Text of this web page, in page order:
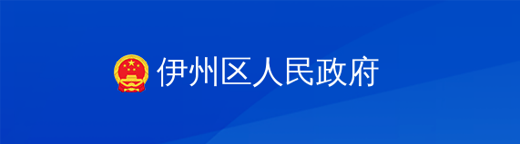
伊州区人民政府